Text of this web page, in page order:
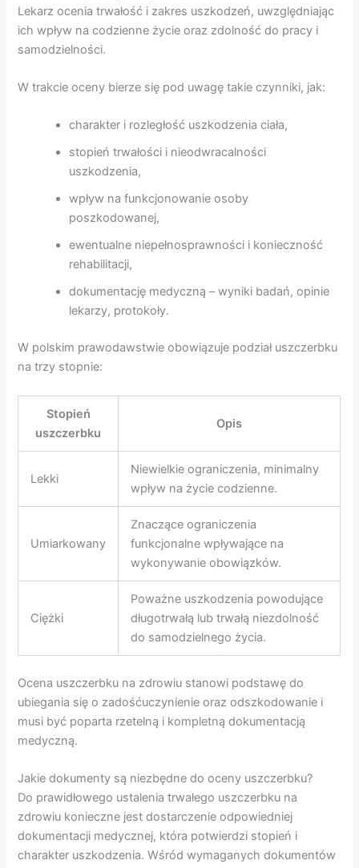
Lekarz ocenia trwałość i zakres uszkodzeń, uwzględniając
ich wpływ na codzienne życie oraz zdolność do pracy i
samodzielności.
W trakcie oceny bierze się pod uwagę takie czynniki, jak:
charakter i rozległość uszkodzenia ciała,
stopień trwałości i nieodwracalności
uszkodzenia,
wpływ na funkcjonowanie osoby
poszkodowanej,
ewentualne niepełnosprawności i konieczność
rehabilitacji,
dokumentację medyczną – wyniki badań, opinie
lekarzy, protokoły.
W polskim prawodawstwie obowiązuje podział uszczerbku
na trzy stopnie:
Stopień
uszczerbku
Opis
Lekki
Niewielkie ograniczenia, minimalny
wpływ na życie codzienne.
Umiarkowany
Znaczące ograniczenia
funkcjonalne wpływające na
wykonywanie obowiązków.
Ciężki
Poważne uszkodzenia powodujące
długotrwałą lub trwałą niezdolność
do samodzielnego życia.
Ocena uszczerbku na zdrowiu stanowi podstawę do
ubiegania się o zadośćuczynienie oraz odszkodowanie i
musi być poparta rzetelną i kompletną dokumentacją
medyczną.
Jakie dokumenty są niezbędne do oceny uszczerbku?
Do prawidłowego ustalenia trwałego uszczerbku na
zdrowiu konieczne jest dostarczenie odpowiedniej
dokumentacji medycznej, która potwierdzi stopień i
charakter uszkodzenia. Wśród wymaganych dokumentów